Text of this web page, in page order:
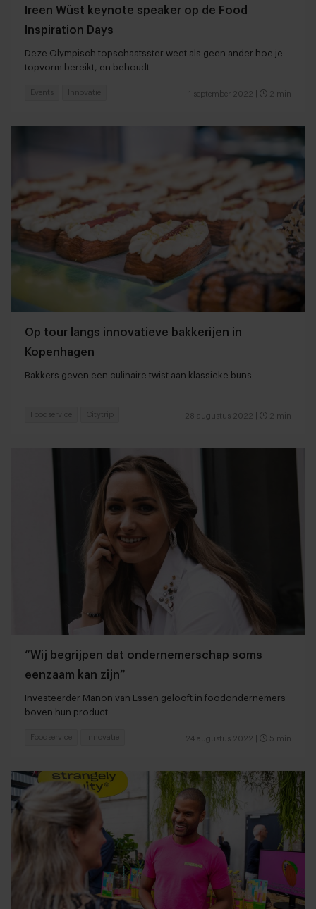
Ireen Wüst keynote speaker op de Food
Inspiration Days
Deze Olympisch topschaatsster weet als geen ander hoe je
topvorm bereikt, en behoudt
1 september 2022 2 min
Events Innovatie
Op tour langs innovatieve bakkerijen in
Kopenhagen
Bakkers geven een culinaire twist aan klassieke buns
28 augustus 2022 2 min
Foodservice Citytrip
“Wij begrijpen dat ondernemerschap soms
eenzaam kan zijn”
Investeerder Manon van Essen gelooft in foodondernemers
boven hun product
24 augustus 2022 5 min
Foodservice Innovatie